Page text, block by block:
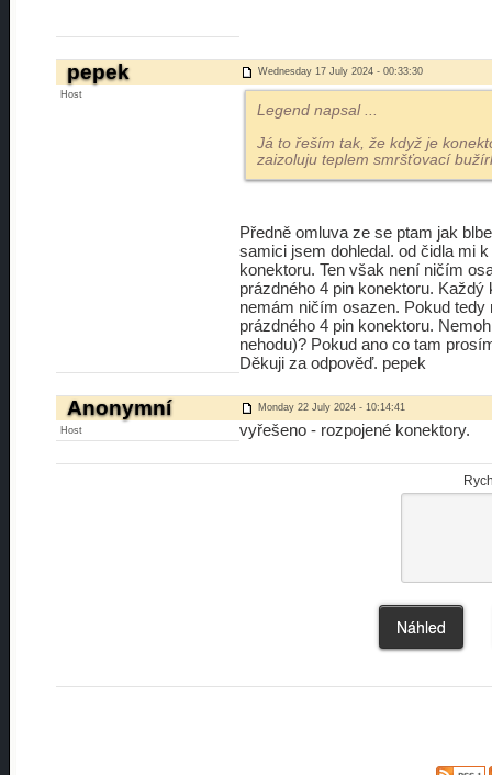
pepek Wednesday 17 July 2024 - 00:33:30
Host
Legend napsal...
Já to řeším tak, že když je
zaizoluju teplem smršťovací
Předně omluva ze se ptam jak
samici jsem dohledal. od čidla mi
konektoru. Ten však není ničím
prázdného 4 pin konektoru.
nemám ničím osazen. Pokud
prázdného 4 pin konektoru.
nehodu)? Pokud ano co tam
Děkuji za odpověď. pepek
Anonymní Monday 22 July 2024 - 10:14:41
Host vyřešeno - rozpojené konektory.